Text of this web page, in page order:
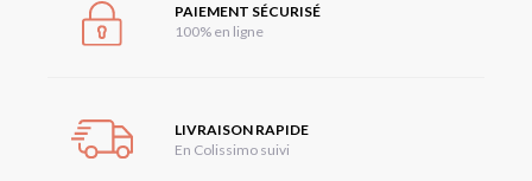
PAIEMENT SÉCURISÉ
100% en ligne
LIVRAISON RAPIDE
En Colissimo suivi